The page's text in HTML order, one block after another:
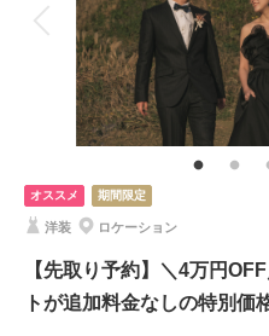
衣装追加
家族と撮影 家族用
その他
100カットデータ（納期約3週間/レ
ド・アクセサリー類レンタル・ブー
ル
8月までのお問い合わせでお得に
⚫︎江ノ島周辺ロケーション
⚫︎データ：約100カット（色味補正
オススメ 期間限定
洋装 ロケーション
【先取り予約】＼4万円
トが追加料金なしの特別